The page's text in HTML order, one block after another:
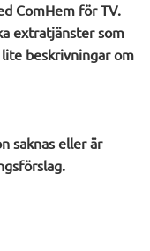
ComHem för TV.
extratjänster som
beskrivningar om
saknas eller är